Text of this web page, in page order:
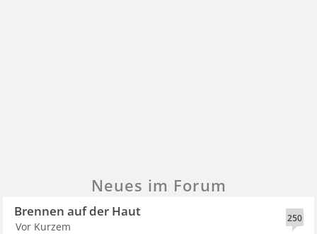
Neues im Forum
250
Brennen auf der Haut
Vor Kurzem